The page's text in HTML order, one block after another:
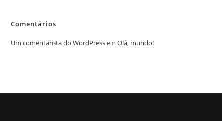
Comentários
Um comentarista do WordPressemOlá, mundo!